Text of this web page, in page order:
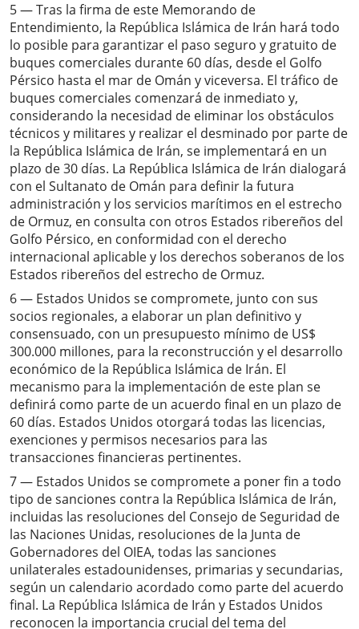
5 — Tras la firma de este Memorando de
Entendimiento, la República Islámica de Irán hará todo
lo posible para garantizar el paso seguro y gratuito de
buques comerciales durante 60 días, desde el Golfo
Pérsico hasta el mar de Omán y viceversa. El tráfico de
buques comerciales comenzará de inmediato y,
considerando la necesidad de eliminar los obstáculos
técnicos y militares y realizar el desminado por parte de
la República Islámica de Irán, se implementará en un
plazo de 30 días. La República Islámica de Irán dialogará
con el Sultanato de Omán para definir la futura
administración y los servicios marítimos en el estrecho
de Ormuz, en consulta con otros Estados ribereños del
Golfo Pérsico, en conformidad con el derecho
internacional aplicable y los derechos soberanos de los
Estados ribereños del estrecho de Ormuz.
6 — Estados Unidos se compromete, junto con sus
socios regionales, a elaborar un plan definitivo y
consensuado, con un presupuesto mínimo de US$
300.000 millones, para la reconstrucción y el desarrollo
económico de la República Islámica de Irán. El
mecanismo para la implementación de este plan se
definirá como parte de un acuerdo final en un plazo de
60 días. Estados Unidos otorgará todas las licencias,
exenciones y permisos necesarios para las
transacciones financieras pertinentes.
7 — Estados Unidos se compromete a poner fin a todo
tipo de sanciones contra la República Islámica de Irán,
incluidas las resoluciones del Consejo de Seguridad de
las Naciones Unidas, resoluciones de la Junta de
Gobernadores del OIEA, todas las sanciones
unilaterales estadounidenses, primarias y secundarias,
según un calendario acordado como parte del acuerdo
final. La República Islámica de Irán y Estados Unidos
reconocen la importancia crucial del tema del